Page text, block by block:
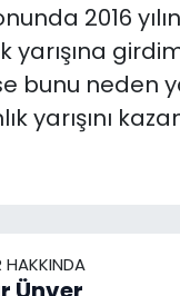
2016
yarışına
bunu neden
yarışını
HAKKINDA